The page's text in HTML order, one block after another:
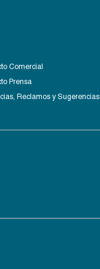
Comercial
Prensa
Reclamos y Sugerencias